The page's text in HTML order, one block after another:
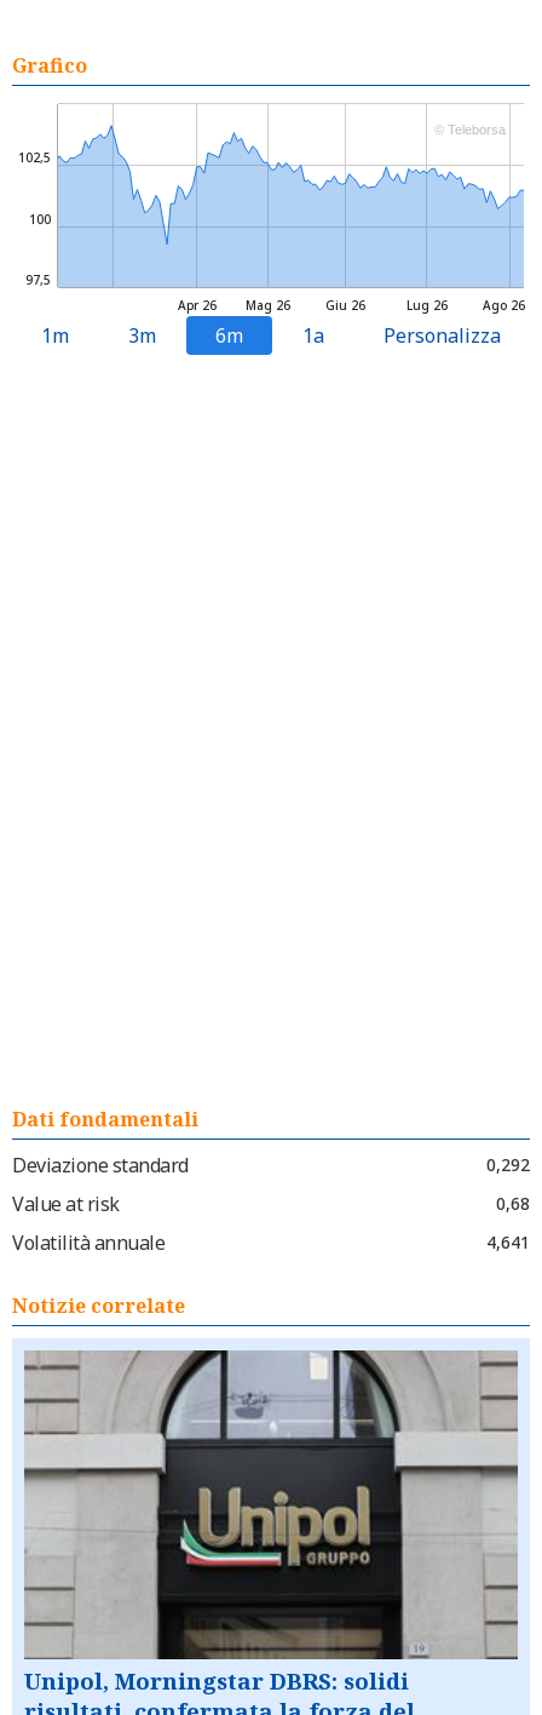
Grafico
Mag 26 Lug 26
Apr 26 Giu 26 Ago 26
97,5
100
102,5
© Teleborsa
1m 3m 6m 1a Personalizza
Dati fondamentali
Deviazione standard
0,292
Value at risk 0,68
Volatilità annuale 4,641
Notizie correlate
Unipol, Morningstar DBRS: solidi